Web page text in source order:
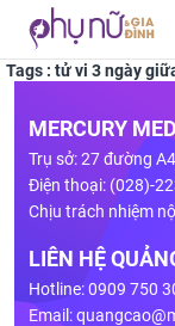
Tags : tử vi 3 ngày
MERCURY
Trụ sở: 27 đường
Điện thoại: (028)-
Chịu trách nhiệm
LIÊN HỆ
Hotline: 0909 750
Email: